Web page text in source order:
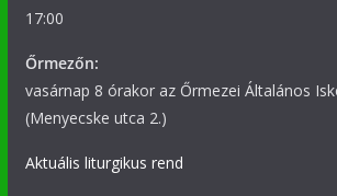
17:00
Őrmezőn:
vasárnap 8 órakor az Őrmezei Általános
(Menyecske utca 2.)
Aktuális liturgikus rend